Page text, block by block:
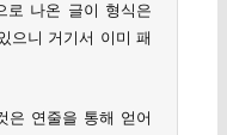
로 나온 글이 형식은
으니 거기서 이미 패
은 연줄을 통해 얻어